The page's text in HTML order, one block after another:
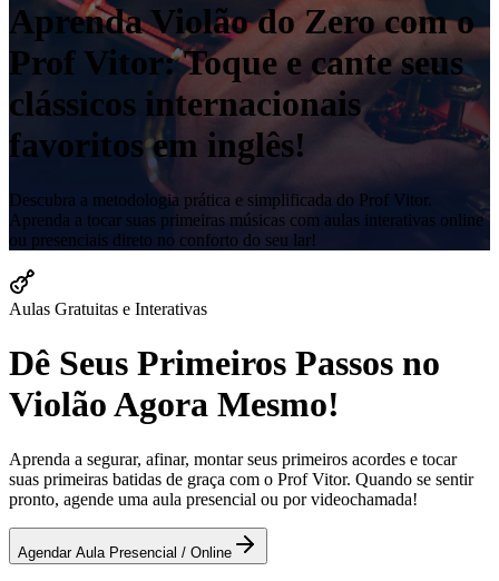
Aprenda Violão do Zero com o
Prof Vitor: Toque e cante seus
clássicos internacionais
favoritos em inglês!
Descubra a metodologia prática e simplificada do Prof Vitor.
Aprenda a tocar suas primeiras músicas com aulas interativas online
ou presenciais direto no conforto do seu lar!
Aulas Gratuitas e Interativas
Dê Seus Primeiros Passos no
Violão Agora Mesmo!
Aprenda a segurar, afinar, montar seus primeiros acordes e tocar
suas primeiras batidas de graça com o Prof Vitor. Quando se sentir
pronto, agende uma aula presencial ou por videochamada!
Agendar Aula Presencial / Online